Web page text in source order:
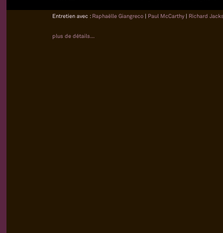
Entretien avec : Raphaëlle Giangreco | Paul McCarthy | Richard
plus de détails...